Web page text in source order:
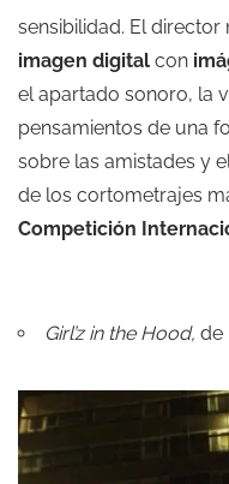
sensibilidad. El
imagen digital con
el apartado sonoro, la
pensamientos de una
sobre las amistades y
de los cortometrajes
Competición
Girl’z in the Hood, de